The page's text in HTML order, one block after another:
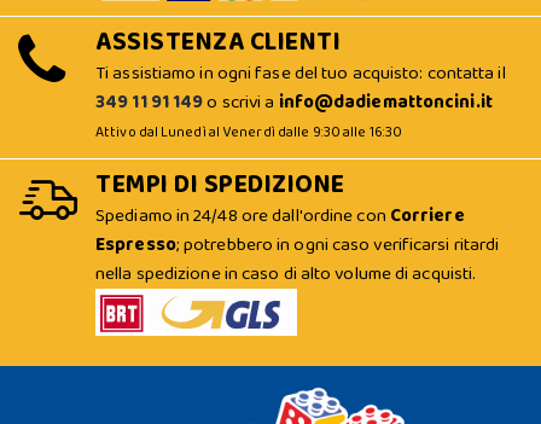
ASSISTENZA CLIENTI
Ti assistiamo in ogni fase del tuo acquisto: contatta il
349 11 91 149o scrivi a info@dadiemattoncini.it
Attivo dal Lunedì al Venerdì dalle 9:30 alle 16:30
TEMPI DI SPEDIZIONE
Spediamo in 24/48 ore dall'ordine con Corriere
Espresso; potrebbero in ogni caso verificarsi ritardi
nella spedizione in caso di alto volume di acquisti.